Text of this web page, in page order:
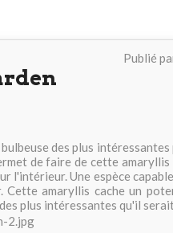
Publié
des plus intéressantes
de faire de cette amaryllis
l'intérieur. Une espèce
Cette amaryllis cache un
plus intéressantes qu'il